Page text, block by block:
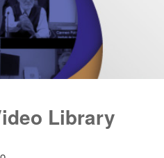
Library